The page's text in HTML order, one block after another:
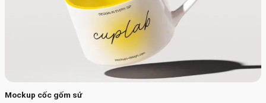
Mockup cốc gốm sứ